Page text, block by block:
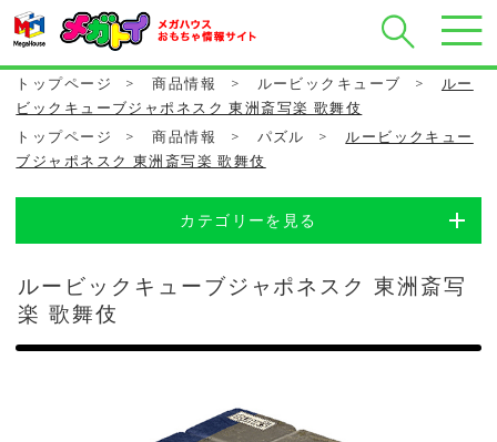
トップページ > 商品情報 > ルービックキューブ >
ルー
ビックキューブジャポネスク 東洲斎写楽 歌舞伎
トップページ
> 商品情報 > パズル >
ルービックキュー
ブジャポネスク 東洲斎写楽 歌舞伎
カテゴリーを見る
ルービックキューブジャポネスク 東洲斎写
楽 歌舞伎